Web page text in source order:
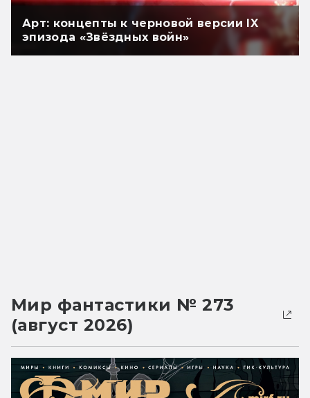
Арт: концепты к черновой версии IX
эпизода «Звёздных войн»
Мир фантастики № 273
(август 2026)